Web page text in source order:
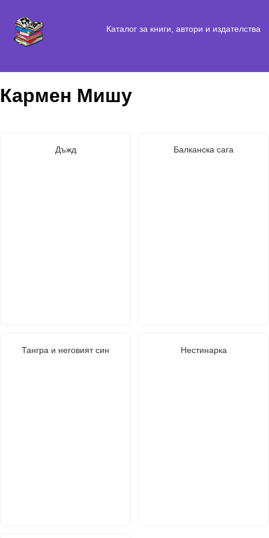
Каталог за книги, автори и издателства
Кармен Мишу
Дъжд Балканска сага
Тангра и неговият син Нестинарка